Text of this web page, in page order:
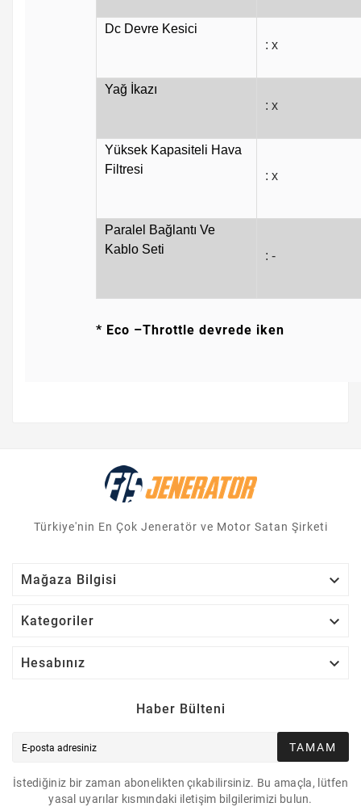
Dc Devre Kesici
: x
Yağ İkazı
: x
Yüksek Kapasiteli Hava
Filtresi
: x
Paralel Bağlantı Ve
Kablo Seti
: -
* Eco –Throttle devrede iken
Türkiye'nin En Çok Jeneratör ve Motor Satan Şirketi
Mağaza Bilgisi 
Kategoriler 
Hesabınız 
Haber Bülteni
TAMAM
İstediğiniz bir zaman abonelikten çıkabilirsiniz. Bu amaçla, lütfen
yasal uyarılar kısmındaki iletişim bilgilerimizi bulun.